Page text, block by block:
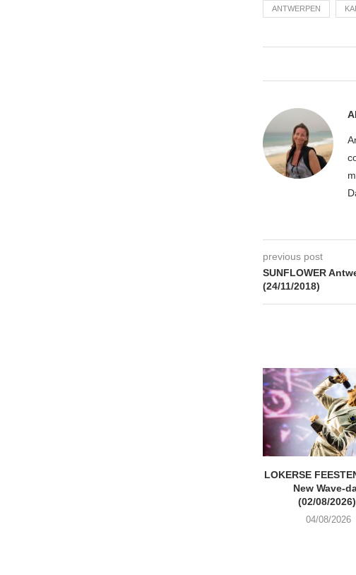
ANTWERPEN
previous post
SUNFLOWER
(24/11/2018)
LOKERSE
New Wave-
(02/08/2026)
04/08/2026